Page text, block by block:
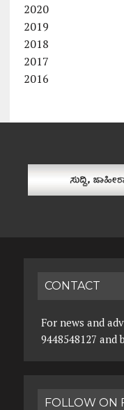
2020
2019
2018
2017
2016
CONTACT
For news and
9448548127 and
FOLLOW ON